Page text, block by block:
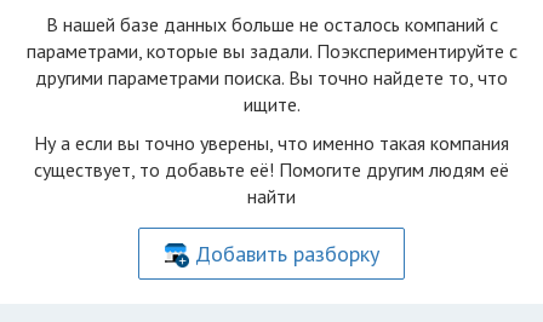
В нашей базе данных больше не осталоcь компаний с
параметрами, которые вы задали. Поэкспериментируйте с
другими параметрами поиска. Вы точно найдете то, что
ищите.
Ну а если вы точно уверены, что именно такая компания
существует, то добавьте её! Помогите другим людям её
найти
Добавить разборку